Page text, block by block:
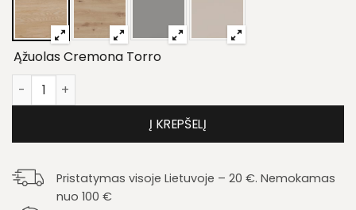
Ąžuolas Cremona Torro
produkto kiekis: Pastatoma kampinė spintelė Pati PK23
Į KREPŠELĮ
Pristatymas visoje Lietuvoje – 20 €. Nemokamas
nuo 100 €